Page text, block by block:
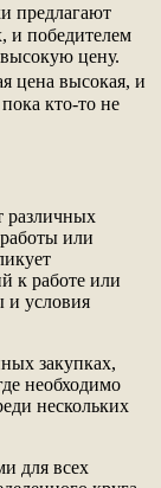
предлагают
и победителем
цену.
цена высокая, и
кто-то не
различных
или
к работе или
и условия
закупках,
необходимо
нескольких
для всех